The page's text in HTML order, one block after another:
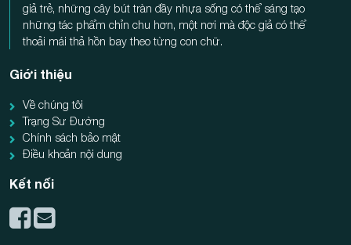
giả trẻ, những cây bút tràn đầy nhựa sống có thể sáng tạo
những tác phẩm chỉn chu hơn, một nơi mà độc giả có thể
thoải mái thả hồn bay theo từng con chữ.
Giới thiệu
Về chúng tôi
Trạng Sư Đường
Chính sách bảo mật
Điều khoản nội dung
Kết nối